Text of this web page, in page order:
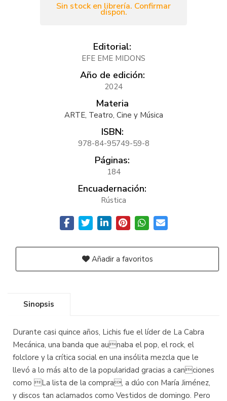
Sin stock en librería. Confirmar
dispon.
Editorial:
EFE EME MIDONS
Año de edición:
2024
Materia
ARTE, Teatro, Cine y Música
ISBN:
978-84-95749-59-8
Páginas:
184
Encuadernación:
Rústica
Añadir a favoritos
Sinopsis
Durante casi quince años, Lichis fue el líder de La Cabra
Mecánica, una banda que aunaba el pop, el rock, el
folclore y la crítica social en una insólita mezcla que le
llevó a lo más alto de la popularidad gracias a canciones
como La lista de la compra, a dúo con María Jiménez,
y discos tan aclamados como Vestidos de domingo. Pero